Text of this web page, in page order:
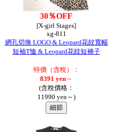
30％OFF
[X-girl Stages]
xg-811
網孔切換 LOGO & Leopard花紋寬幅
短袖T恤 & Leopard花紋短褲子
特價（含稅）：
8391 yen～
(含稅價格：
11990 yen～)